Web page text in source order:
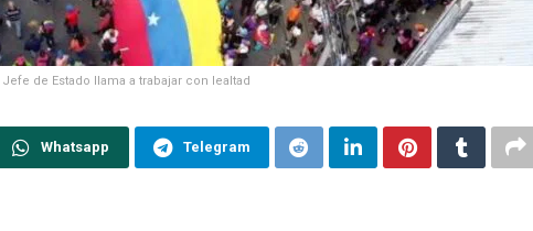
Jefe de Estado llama a trabajar con lealtad
Whatsapp Telegram